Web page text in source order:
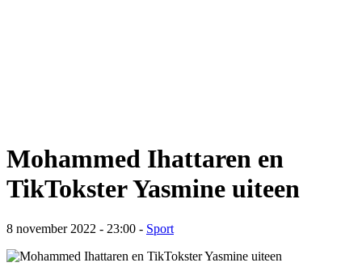
Mohammed Ihattaren en
TikTokster Yasmine uiteen
8 november 2022 - 23:00 - Sport